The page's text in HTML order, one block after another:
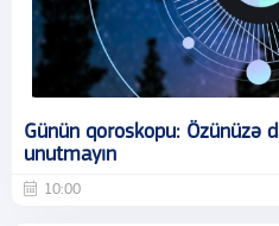
Günün qoroskopu: Özünüzə
unutmayın
10:00